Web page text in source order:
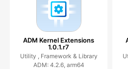
ADM Kernel Extensions
1.0.1.r7
Utility , Framework & Library
ADM: 4.2.6, arm64